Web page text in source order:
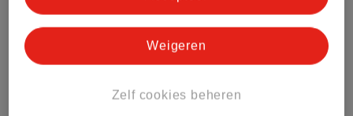
Bekijk ook
Alle Douchegel
Zelf cookies beheren
Weigeren